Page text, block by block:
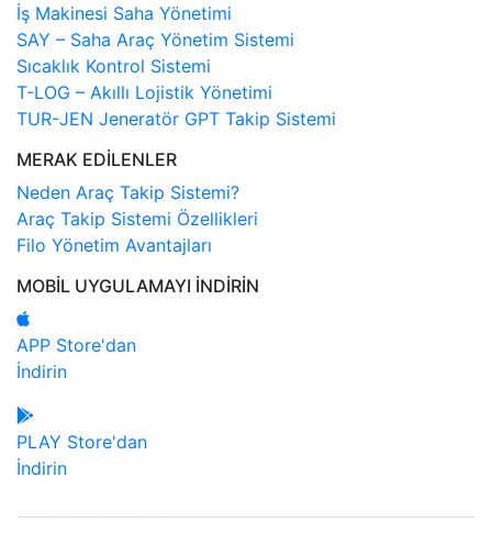
İş Makinesi Saha Yönetimi
SAY – Saha Araç Yönetim Sistemi
Sıcaklık Kontrol Sistemi
T-LOG – Akıllı Lojistik Yönetimi
TUR-JEN Jeneratör GPT Takip Sistemi
MERAK EDİLENLER
Neden Araç Takip Sistemi?
Araç Takip Sistemi Özellikleri
Filo Yönetim Avantajları
MOBİL UYGULAMAYI İNDİRİN
APP Store'dan
İndirin
PLAY Store'dan
İndirin